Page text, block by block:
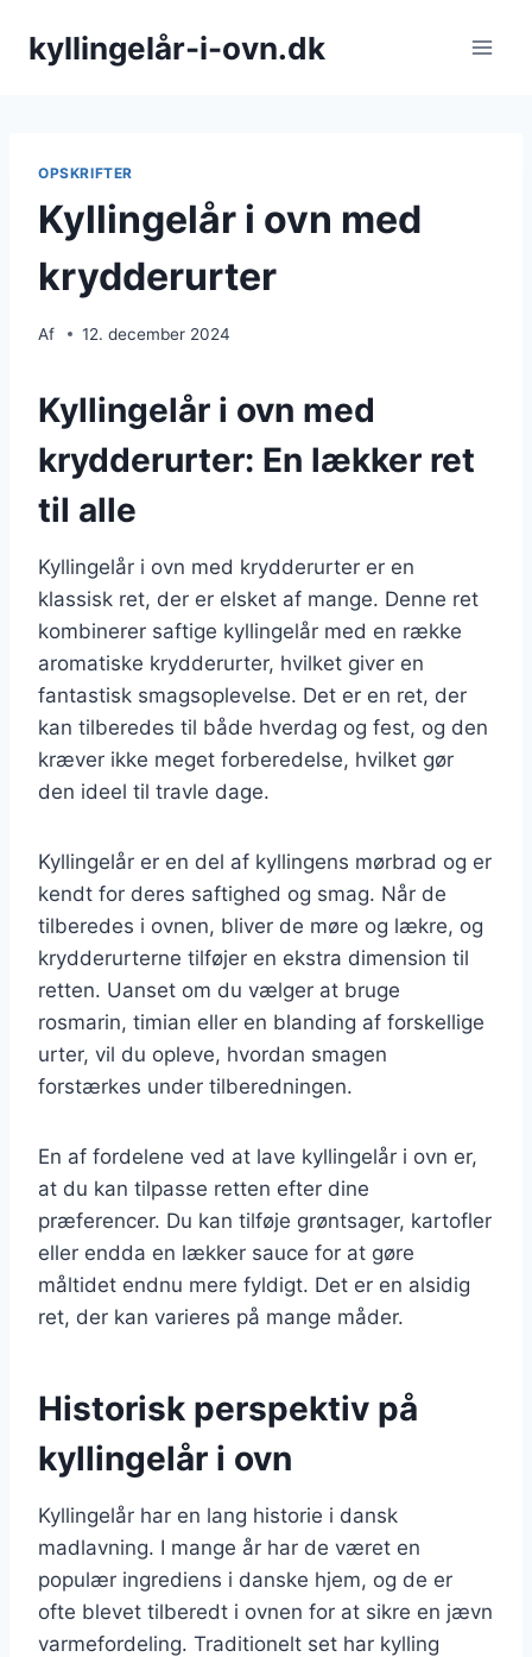
kyllingelår-i-ovn.dk
OPSKRIFTER
Kyllingelår i ovn med
krydderurter
Af 12. december 2024
Kyllingelår i ovn med
krydderurter: En lækker ret
til alle
Kyllingelår i ovn med krydderurter er en
klassisk ret, der er elsket af mange. Denne ret
kombinerer saftige kyllingelår med en række
aromatiske krydderurter, hvilket giver en
fantastisk smagsoplevelse. Det er en ret, der
kan tilberedes til både hverdag og fest, og den
kræver ikke meget forberedelse, hvilket gør
den ideel til travle dage.
Kyllingelår er en del af kyllingens mørbrad og er
kendt for deres saftighed og smag. Når de
tilberedes i ovnen, bliver de møre og lækre, og
krydderurterne tilføjer en ekstra dimension til
retten. Uanset om du vælger at bruge
rosmarin, timian eller en blanding af forskellige
urter, vil du opleve, hvordan smagen
forstærkes under tilberedningen.
En af fordelene ved at lave kyllingelår i ovn er,
at du kan tilpasse retten efter dine
præferencer. Du kan tilføje grøntsager, kartofler
eller endda en lækker sauce for at gøre
måltidet endnu mere fyldigt. Det er en alsidig
ret, der kan varieres på mange måder.
Historisk perspektiv på
kyllingelår i ovn
Kyllingelår har en lang historie i dansk
madlavning. I mange år har de været en
populær ingrediens i danske hjem, og de er
ofte blevet tilberedt i ovnen for at sikre en jævn
varmefordeling. Traditionelt set har kylling